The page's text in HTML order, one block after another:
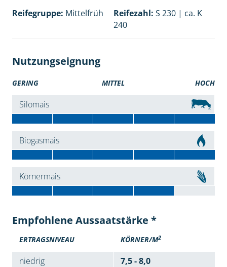
Reifegruppe: Mittelfrüh Reifezahl: S 230 | ca. K
240
Nutzungseignung
GERING MITTEL HOCH
Silomais
Biogasmais
Körnermais
Empfohlene Aussaatstärke *
ERTRAGSNIVEAU KÖRNER/M2
niedrig
7,5 - 8,0